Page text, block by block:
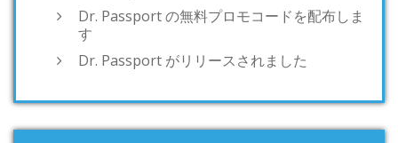
Dr. Passport の無料プロモコードを配布しま
す
Dr. Passport がリリースされました